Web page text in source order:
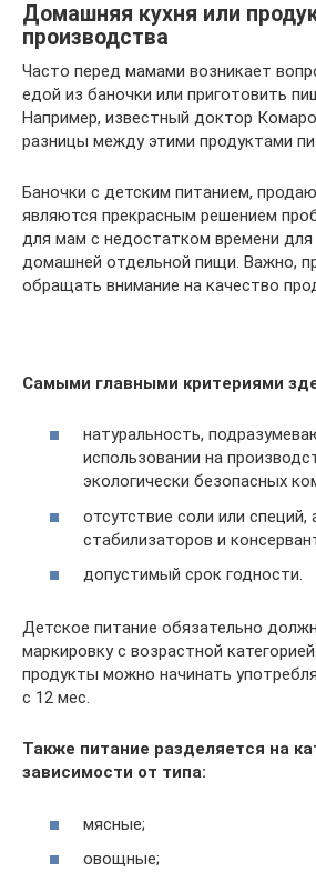
Домашняя кухня или
производства
Часто перед мамами возникает
едой из баночки или приготовить
Например, известный доктор
разницы между этими продуктами
Баночки с детским питанием,
являются прекрасным решением
для мам с недостатком времени для
домашней отдельной пищи. Важно,
обращать внимание на качество
Самыми главными критериями
натуральность,
использовании на
экологически безопасных
отсутствие соли или специй,
стабилизаторов и
допустимый срок годности.
Детское питание обязательно
маркировку с возрастной
продукты можно начинать
с 12 мес.
Также питание разделяется на
зависимости от типа:
мясные;
овощные;